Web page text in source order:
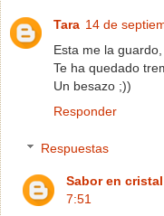
Tara 14 de
Esta me la
Te ha quedado
Un besazo ;))
Responder
Respuestas
Sabor en cristal
7:51